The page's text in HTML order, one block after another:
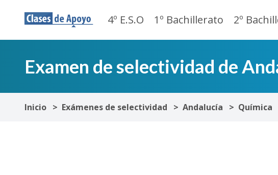
4º E.S.O 1º Bachillerato 2º
Examen de selectividad de
Inicio Exámenes de selectividad Andalucía Química